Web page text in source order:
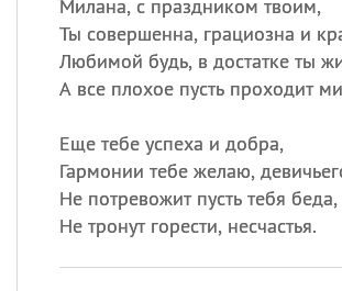
Милана, с праздником твоим,
Ты совершенна, грациозна и
Любимой будь, в достатке ты
А все плохое пусть проходит
Еще тебе успеха и добра,
Гармонии тебе желаю,
Не потревожит пусть тебя беда,
Не тронут горести, несчастья.